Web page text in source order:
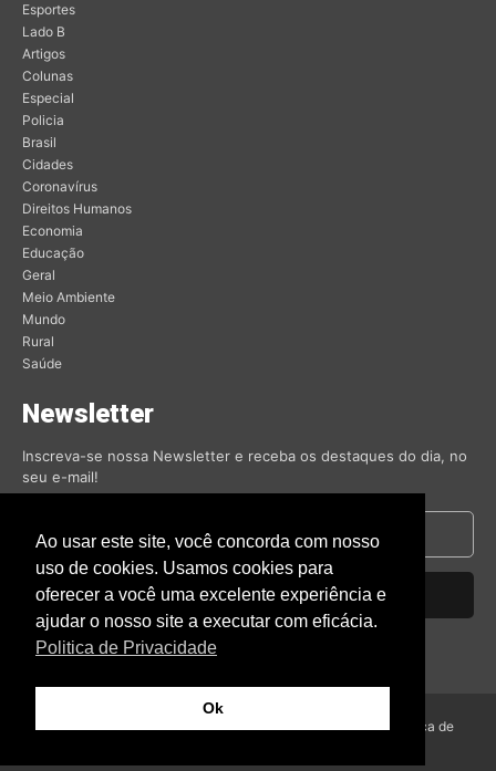
Esportes
Lado B
Artigos
Colunas
Especial
Policia
Brasil
Cidades
Coronavírus
Direitos Humanos
Economia
Educação
Geral
Meio Ambiente
Mundo
Rural
Saúde
Newsletter
Inscreva-se nossa Newsletter e receba os destaques do dia, no
seu e-mail!
Inscrever-se
Nós respeitamos sua privacidade.
© Amambai Notícias 2009 - Todos os direitos reservados -Politica de
Ao usar este site, você concorda com nosso
uso de cookies. Usamos cookies para
oferecer a você uma excelente experiência e
ajudar o nosso site a executar com eficácia.
Politica de Privacidade
Ok